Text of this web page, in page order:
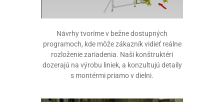
Návrhy tvoríme v bežne dostupných
programoch, kde môže zákazník vidieť reálne
rozloženie zariadenia. Naši konštruktéri
dozerajú na výrobu liniek, a konzultujú detaily
s montérmi priamo v dielni.